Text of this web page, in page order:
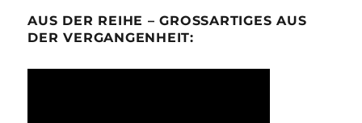
AUS DER REIHE – GROSSARTIGES AUS D
ER VERGANGENHEIT: